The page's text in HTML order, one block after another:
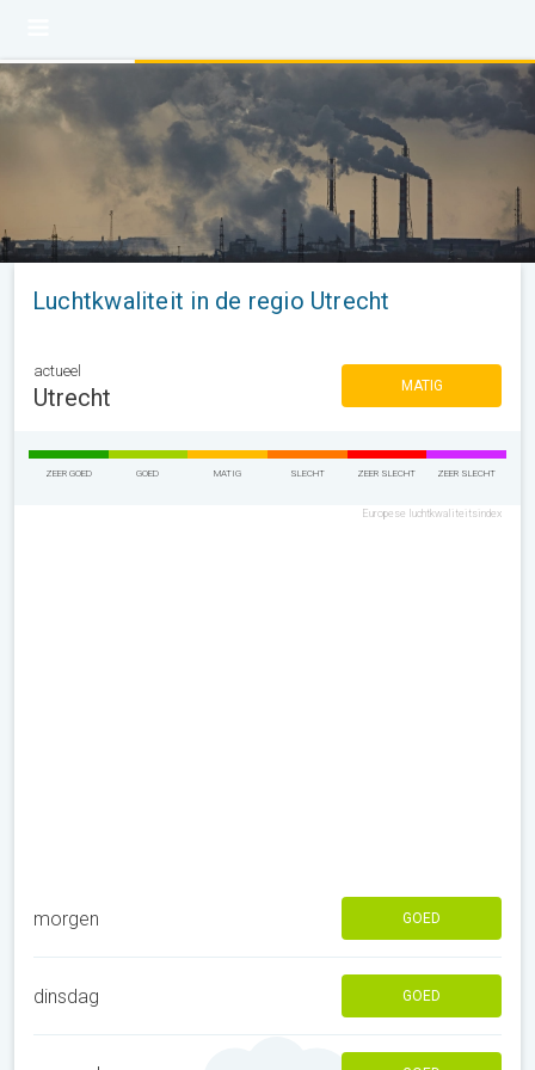
Luchtkwaliteit in de regio Utrecht
actueel
Utrecht MATIG
ZEER GOED GOED MATIG SLECHT ZEER SLECHT ZEER SLECHT
Europese luchtkwaliteitsindex
morgen GOED
dinsdag GOED